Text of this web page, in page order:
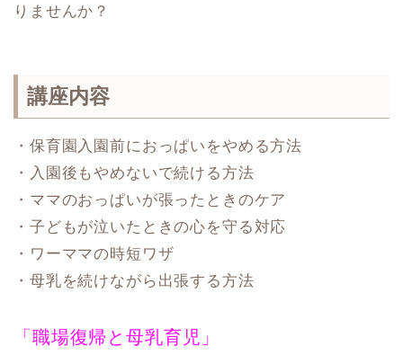
りませんか？
講座内容
・保育園入園前におっぱいをやめる方法
・入園後もやめないで続ける方法
・ママのおっぱいが張ったときのケア
・子どもが泣いたときの心を守る対応
・ワーママの時短ワザ
・母乳を続けながら出張する方法
「職場復帰と母乳育児」